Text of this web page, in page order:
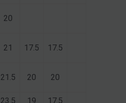
20
21 17.5 17.5
21.5 20 20
23.5 19
17.5